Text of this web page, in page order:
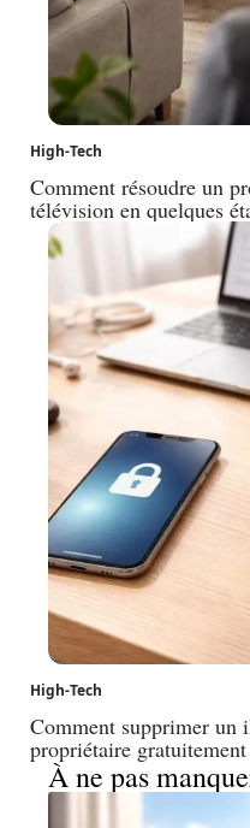
High-Tech
Comment résoudre un
télévision en quelques
High-Tech
Comment supprimer un
propriétaire
À ne pas